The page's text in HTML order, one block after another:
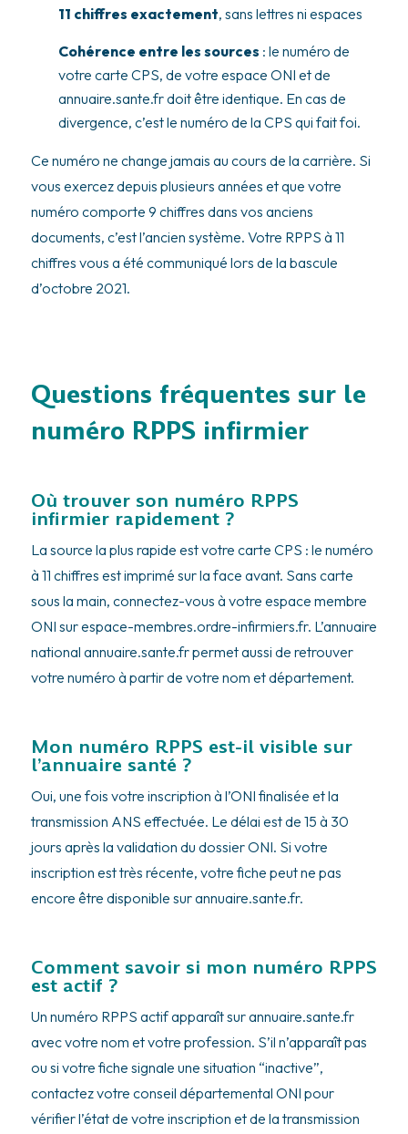
11 chiffres exactement, sans lettres ni espaces
Cohérence entre les sources : le numéro de
votre carte CPS, de votre espace ONI et de
annuaire.sante.fr doit être identique. En cas de
divergence, c’est le numéro de la CPS qui fait foi.
Ce numéro ne change jamais au cours de la carrière. Si
vous exercez depuis plusieurs années et que votre
numéro comporte 9 chiffres dans vos anciens
documents, c’est l’ancien système. Votre RPPS à 11
chiffres vous a été communiqué lors de la bascule
d’octobre 2021.
Questions fréquentes sur le
numéro RPPS infirmier
Où trouver son numéro RPPS
infirmier rapidement ?
La source la plus rapide est votre carte CPS : le numéro
à 11 chiffres est imprimé sur la face avant. Sans carte
sous la main, connectez-vous à votre espace membre
ONI sur espace-membres.ordre-infirmiers.fr. L’annuaire
national annuaire.sante.fr permet aussi de retrouver
votre numéro à partir de votre nom et département.
Mon numéro RPPS est-il visible sur
l’annuaire santé ?
Oui, une fois votre inscription à l’ONI finalisée et la
transmission ANS effectuée. Le délai est de 15 à 30
jours après la validation du dossier ONI. Si votre
inscription est très récente, votre fiche peut ne pas
encore être disponible sur annuaire.sante.fr.
Comment savoir si mon numéro RPPS
est actif ?
Un numéro RPPS actif apparaît sur annuaire.sante.fr
avec votre nom et votre profession. S’il n’apparaît pas
ou si votre fiche signale une situation “inactive”,
contactez votre conseil départemental ONI pour
vérifier l’état de votre inscription et de la transmission